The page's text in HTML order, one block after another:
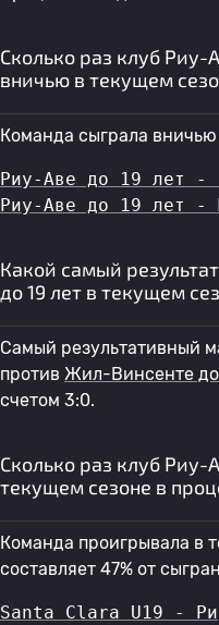
Сколько раз клуб Риу-
вничью в текущем
Команда сыграла
Риу-Аве до 19 лет -
Риу-Аве до 19 лет -
Какой самый
до 19 лет в текущем
Самый результативный
против Жил-Винсенте до
счетом 3:0.
Сколько раз клуб Риу-
текущем сезоне в
Команда проигрывала в
составляет 47% от
Santa Clara U19 -